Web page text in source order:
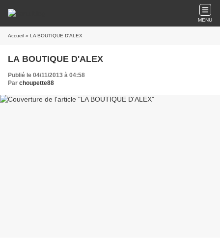
MENU
Accueil » LA BOUTIQUE D'ALEX
LA BOUTIQUE D'ALEX
Publié le 04/11/2013 à 04:58
Par choupette88